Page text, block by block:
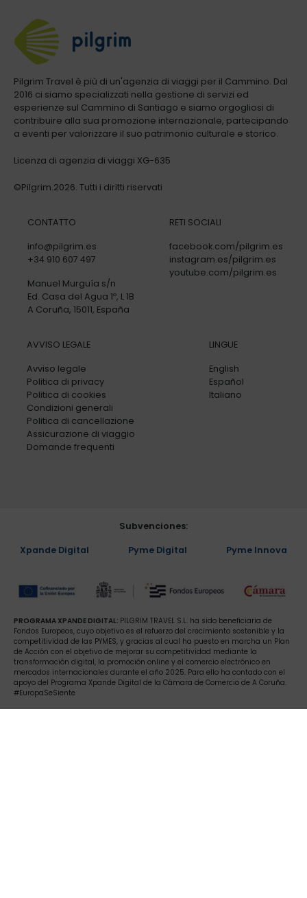
Pilgrim Travel è più di un'agenzia di viaggi per il Cammino. Dal
2016 ci siamo specializzati nella gestione di servizi ed
esperienze sul Cammino di Santiago e siamo orgogliosi di
contribuire alla sua promozione internazionale, partecipando
a eventi per valorizzare il suo patrimonio culturale e storico.
Licenza di agenzia di viaggi XG-635
©Pilgrim.2026. Tutti i diritti riservati
CONTATTO
info@pilgrim.es
+34 910 607 497
Manuel Murguía s/n
Ed. Casa del Agua 1º, L 1B
A Coruña, 15011, España
RETI SOCIALI
facebook.com/pilgrim.es
instagram.es/pilgrim.es
youtube.com/pilgrim.es
AVVISO LEGALE
Avviso legale
Politica di privacy
Politica di cookies
Condizioni generali
Politica di cancellazione
Assicurazione di viaggio
Domande frequenti
LINGUE
English
Español
Italiano
Subvenciones:
Xpande Digital Pyme Digital Pyme Innova
PROGRAMA XPANDE DIGITAL: PILGRIM TRAVEL S.L. ha sido beneficiaria de
Fondos Europeos, cuyo objetivo es el refuerzo del crecimiento sostenible y la
competitividad de las PYMES, y gracias al cual ha puesto en marcha un Plan
de Acción con el objetivo de mejorar su competitividad mediante la
transformación digital, la promoción online y el comercio electrónico en
mercados internacionales durante el año 2025. Para ello ha contado con el
apoyo del Programa Xpande Digital de la Cámara de Comercio de A Coruña.
#EuropaSeSiente